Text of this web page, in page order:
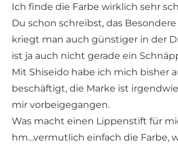
Ich finde die Farbe wirklich sehr
Du schon schreibst, das Besondere
kriegt man auch günstiger in der
ist ja auch nicht gerade ein
Mit Shiseido habe ich mich bisher
beschäftigt, die Marke ist
mir vorbeigegangen.
Was macht einen Lippenstift für
hm…vermutlich einfach die Farbe,